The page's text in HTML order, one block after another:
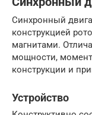
Синхронный
конструкцией
магнитами.
мощности,
конструкции и
Устройство